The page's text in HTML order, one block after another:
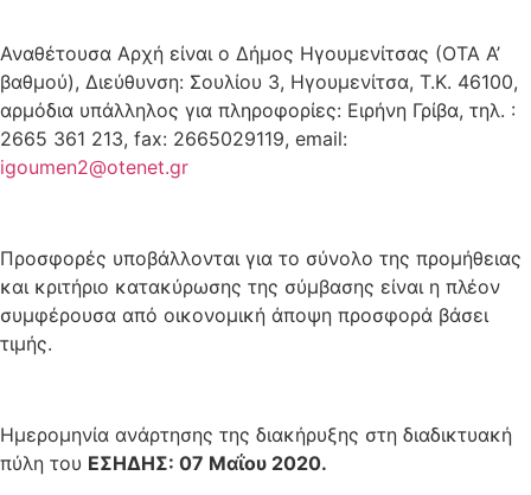
Αναθέτουσα Αρχή είναι ο Δήμος Ηγουμενίτσας (ΟΤΑ Α’
βαθμού), Διεύθυνση: Σουλίου 3, Ηγουμενίτσα, Τ.Κ. 46100,
αρμόδια υπάλληλος για πληροφορίες: Ειρήνη Γρίβα, τηλ. :
2665 361 213, fax: 2665029119, email:
igoumen2@otenet.gr
Προσφορές υποβάλλονται για το σύνολο της προμήθειας
και κριτήριο κατακύρωσης της σύμβασης είναι η πλέον
συμφέρουσα από οικονομική άποψη προσφορά βάσει
τιμής.
Ημερομηνία ανάρτησης της διακήρυξης στη διαδικτυακή
πύλη του ΕΣΗΔΗΣ: 07 Μαΐου 2020.